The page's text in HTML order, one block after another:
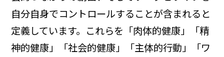
自分自身でコントロールすることが含まれると
定義しています。これらを「肉体的健康」「精
神的健康」「社会的健康」「主体的行動」「ワ